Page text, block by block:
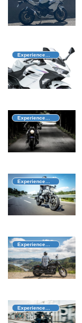
Experience（体験記）